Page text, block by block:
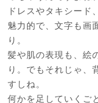
ドレスやタキシード
魅力的で、文字も画
り。
髪や肌の表現も、絵
り。でもそれじゃ、
すしね。
何かを足していくご